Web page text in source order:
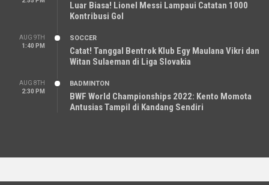
Luar Biasa! Lionel Messi Lampaui Catatan 1000
Kontribusi Gol
AUG 9TH
1:40 PM
SOCCER
Catat! Tanggal Bentrok Klub Egy Maulana Vikri dan
Witan Sulaeman di Liga Slovakia
AUG 8TH
2:30 PM
BADMINTON
BWF World Championships 2022: Kento Momota
Antusias Tampil di Kandang Sendiri